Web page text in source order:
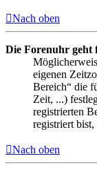
Nach oben
Die Forenuhr geht
eigenen
Bereich“ die
Zeit, ...)
registrierten
registriert
Nach oben